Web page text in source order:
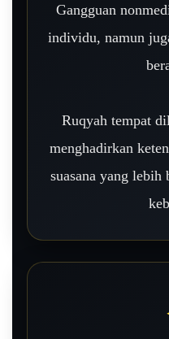
Gangguan
individu, namun
Ruqyah tempat
menghadirkan
suasana yang lebih